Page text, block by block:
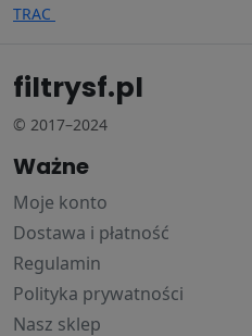
TRAC
filtrysf.pl
© 2017–2024
Ważne
Moje konto
Dostawa i płatność
Regulamin
Polityka prywatności
Nasz sklep